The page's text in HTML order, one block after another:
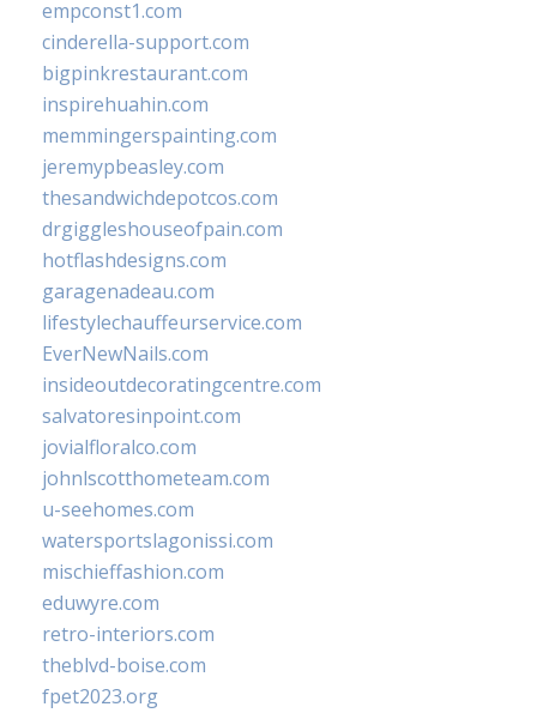
empconst1.com
cinderella-support.com
bigpinkrestaurant.com
inspirehuahin.com
memmingerspainting.com
jeremypbeasley.com
thesandwichdepotcos.com
drgiggleshouseofpain.com
hotflashdesigns.com
garagenadeau.com
lifestylechauffeurservice.com
EverNewNails.com
insideoutdecoratingcentre.com
salvatoresinpoint.com
jovialfloralco.com
johnlscotthometeam.com
u-seehomes.com
watersportslagonissi.com
mischieffashion.com
eduwyre.com
retro-interiors.com
theblvd-boise.com
fpet2023.org